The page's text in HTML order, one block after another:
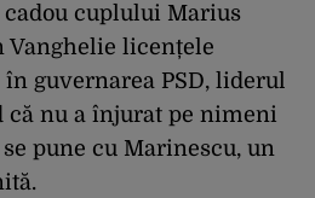
cadou cuplului Marius
Vanghelie licențele
guvernarea PSD, liderul
că nu a înjurat pe nimeni
pune cu Marinescu, un